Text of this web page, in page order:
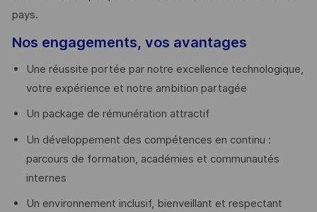
pays. ​
Nos engagements, vos avantages
Une réussite portée par notre excellence technologique,
votre expérience et notre ambition partagée
Un package de rémunération attractif
Un développement des compétences en continu :
parcours de formation, académies et communautés
internes
Un environnement inclusif, bienveillant et respectant